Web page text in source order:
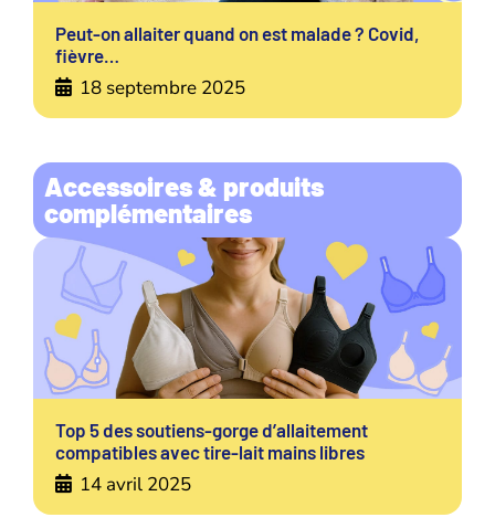
Peut-on allaiter quand on est malade ? Covid,
fièvre…
18 septembre 2025
Accessoires & produits
complémentaires
Top 5 des soutiens-gorge d’allaitement
compatibles avec tire-lait mains libres
14 avril 2025